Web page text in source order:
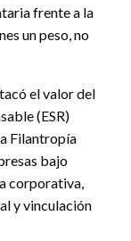
frente a la
un peso, no
el valor del
(ESR)
Filantropía
bajo
corporativa,
y vinculación